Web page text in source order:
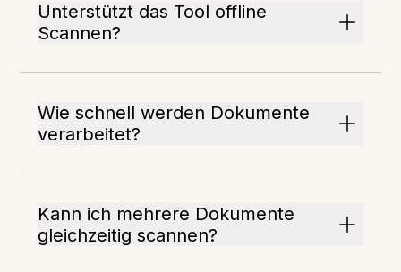
Unterstützt das Tool offline
Scannen?
Wie schnell werden Dokumente
verarbeitet?
Kann ich mehrere Dokumente
gleichzeitig scannen?